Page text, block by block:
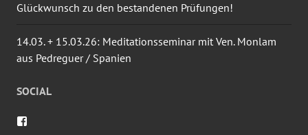
Glückwunsch zu den bestandenen Prüfungen!
14.03. + 15.03.26: Meditationsseminar mit Ven. Monlam
aus Pedreguer / Spanien
SOCIAL